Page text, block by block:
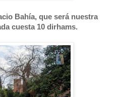
Bahía, que será nuestra
cuesta 10 dirhams.